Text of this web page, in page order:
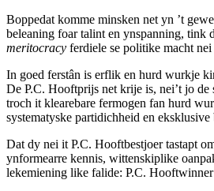
Boppedat komme minsken net yn ’t
beleaning foar talint en ynspanning,
meritocracy ferdiele se politike macht
In goed ferstân is erflik en hurd wurkje
De P.C. Hooftprijs net krije is, nei’t jo
troch it klearebare fermogen fan hurd
systematyske partidichheid en
Dat dy nei it P.C. Hooftbestjoer tastapt
ynformearre kennis, wittenskiplike
lekemiening like falide: P.C.